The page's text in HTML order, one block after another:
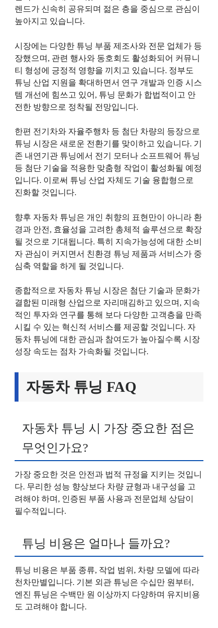
렌드가 신속히 공유되며 젊은 층을 중심으로 관심이
높아지고 있습니다.
시장에는 다양한 튜닝 부품 제조사와 전문 업체가 등
장했으며, 관련 행사와 동호회도 활성화되어 커뮤니
티 형성에 긍정적 영향을 끼치고 있습니다. 정부도
튜닝 산업 지원을 확대하면서 연구 개발과 인증 시스
템 개선에 힘쓰고 있어, 튜닝 문화가 합법적이고 안
전한 방향으로 정착될 전망입니다.
한편 전기차와 자율주행차 등 첨단 차량의 등장으로
튜닝 시장은 새로운 전환기를 맞이하고 있습니다. 기
존 내연기관 튜닝에서 전기 모터나 소프트웨어 튜닝
등 첨단 기술을 적용한 맞춤형 작업이 활성화될 예정
입니다. 이로써 튜닝 산업 자체도 기술 융합형으로
진화할 것입니다.
향후 자동차 튜닝은 개인 취향의 표현만이 아니라 환
경과 안전, 효율성을 고려한 총체적 솔루션으로 확장
될 것으로 기대됩니다. 특히 지속가능성에 대한 소비
자 관심이 커지면서 친환경 튜닝 제품과 서비스가 중
심축 역할을 하게 될 것입니다.
종합적으로 자동차 튜닝 시장은 첨단 기술과 문화가
결합된 미래형 산업으로 자리매김하고 있으며, 지속
적인 투자와 연구를 통해 보다 다양한 고객층을 만족
시킬 수 있는 혁신적 서비스를 제공할 것입니다. 자
동차 튜닝에 대한 관심과 참여도가 높아질수록 시장
성장 속도는 점차 가속화될 것입니다.
자동차 튜닝 FAQ
자동차 튜닝 시 가장 중요한 점은
무엇인가요?
가장 중요한 것은 안전과 법적 규정을 지키는 것입니
다. 무리한 성능 향상보다 차량 균형과 내구성을 고
려해야 하며, 인증된 부품 사용과 전문업체 상담이
필수적입니다.
튜닝 비용은 얼마나 들까요?
튜닝 비용은 부품 종류, 작업 범위, 차량 모델에 따라
천차만별입니다. 기본 외관 튜닝은 수십만 원부터,
엔진 튜닝은 수백만 원 이상까지 다양하며 유지비용
도 고려해야 합니다.